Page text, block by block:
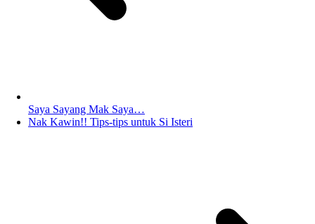
Saya Sayang Mak Saya…
Nak Kawin!! Tips-tips untuk Si Isteri